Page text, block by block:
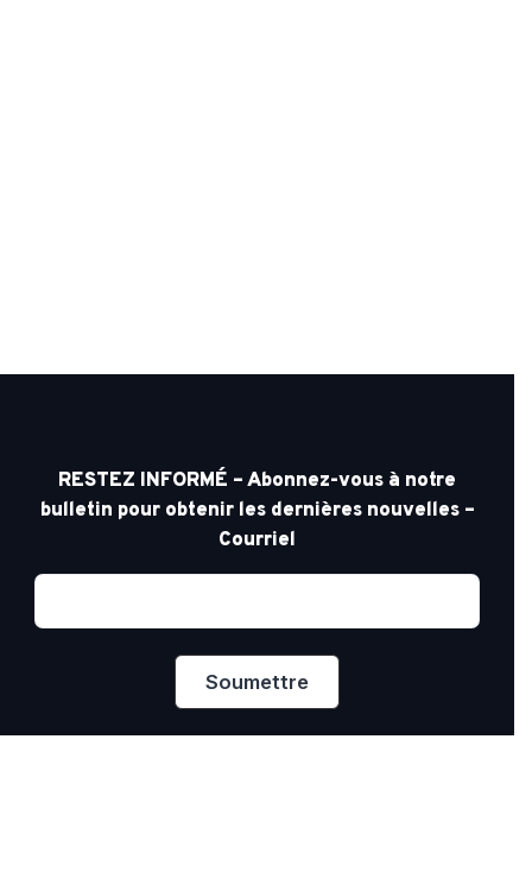
RESTEZ INFORMÉ – Abonnez-vous à notre
bulletin pour obtenir les dernières nouvelles –
Courriel